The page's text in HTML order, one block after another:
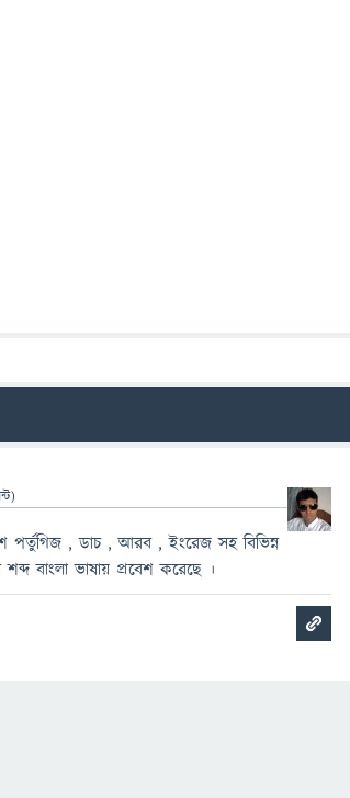
, ডাচ , আরব , ইংরেজ সহ বিভিন্ন
বাংলা ভাষায় প্রবেশ করেছে ।